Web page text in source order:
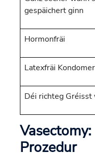
gespäichert ginn
Hormonfräi
Latexfräi
Déi richteg
Prozedur